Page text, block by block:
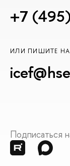
+7
ИЛИ ПИШИТЕ
Подписаться